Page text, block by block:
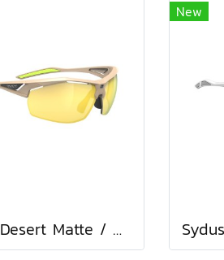
Sydus Desert Matte / Multilaser Yellow
New